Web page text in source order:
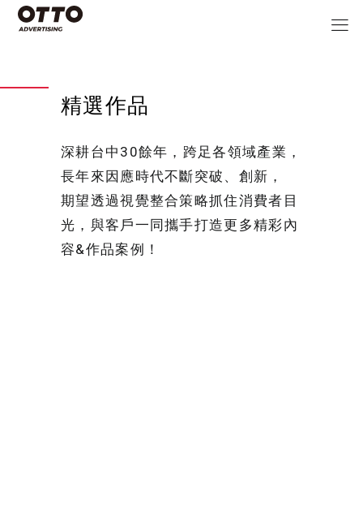
精選作品
深耕台中30餘年，跨足各領域產業，
長年來因應時代不斷突破、創新，
期望透過視覺整合策略抓住消費者目
光，與客戶一同攜手打造更多精彩內
容&作品案例！